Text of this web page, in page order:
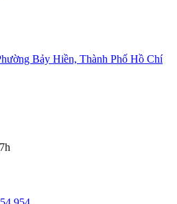
Bảy Hiền, Thành Phố Hồ Chí